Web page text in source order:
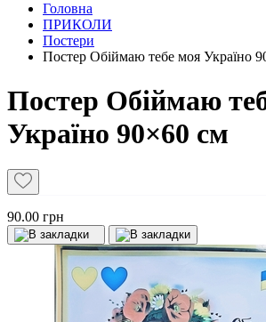
Головна
ПРИКОЛИ
Постери
Постер Обіймаю тебе моя Україно
Постер Обіймаю
Україно 90×60 см
90.00 грн